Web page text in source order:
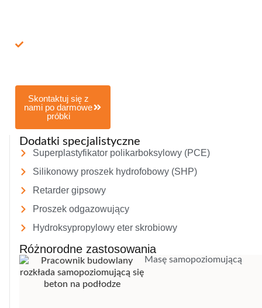
Skontaktuj się z
nami po darmowe
próbki
Dodatki specjalistyczne
Superplastyfikator polikarboksylowy (PCE)
Silikonowy proszek hydrofobowy (SHP)
Retarder gipsowy
Proszek odgazowujący
Hydroksypropylowy eter skrobiowy
Różnorodne zastosowania
Masę samopoziomującą